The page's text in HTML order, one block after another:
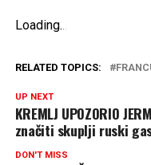
Loading...
RELATED TOPICS:
UP NEXT
KREMLJ UPOZORIO
značiti skuplji ruski
DON'T MISS